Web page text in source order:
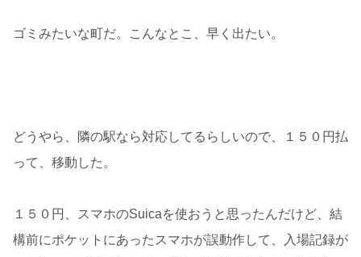
ゴミみたいな町だ。こんなとこ、早く出たい。
どうやら、隣の駅なら対応してるらしいので、１５０円払
って、移動した。
１５０円、スマホのSuicaを使おうと思ったんだけど、結
構前にポケットにあったスマホが誤動作して、入場記録が